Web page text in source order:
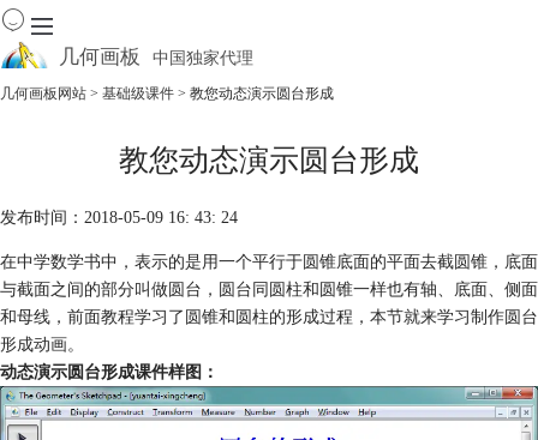
几何画板 中国独家代理
资源中心
软件商城
几何画板网站 > 基础级课件 > 教您动态演示圆台形成
教您动态演示圆台形成
发布时间：2018-05-09 16: 43: 24
在中学数学书中，表示的是用一个平行于圆锥底面的平面去截圆锥，底面
与截面之间的部分叫做圆台，圆台同圆柱和圆锥一样也有轴、底面、侧面
和母线，前面教程学习了圆锥和圆柱的形成过程，本节就来学习制作圆台
形成动画。
动态演示圆台形成课件样图：